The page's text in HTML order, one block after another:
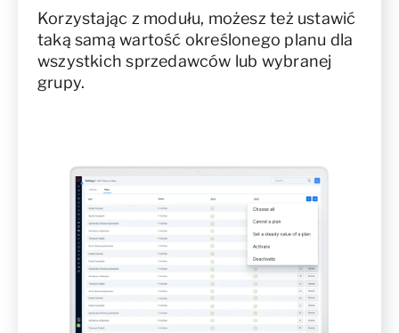
Korzystając z modułu, możesz też ustawić
taką samą wartość określonego planu dla
wszystkich sprzedawców lub wybranej
grupy.